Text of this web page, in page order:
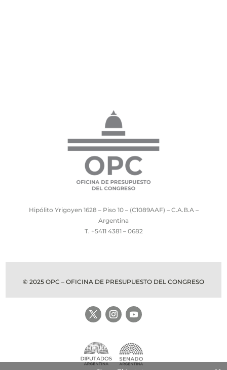
Hipólito Yrigoyen 1628 – Piso 10 – (C1089AAF) – C.A.B.A –
Argentina
T. +5411 4381 – 0682
© 2025 OPC – OFICINA DE PRESUPUESTO DEL CONGRESO